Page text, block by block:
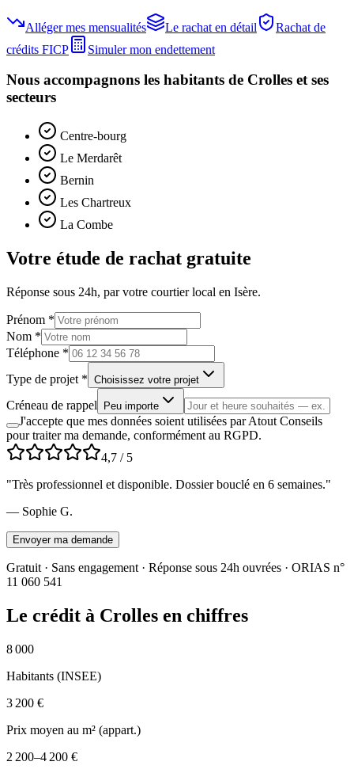
Alléger mes mensualités Le rachat en détail
Rachat de
crédits FICP
Simuler mon endettement
Nous accompagnons les habitants de Crolles et ses
secteurs
Centre-bourg
Le Merdarêt
Bernin
Les Chartreux
La Combe
Votre étude de rachat gratuite
Réponse sous 24h, par votre courtier local en Isère.
Prénom *
Nom *
Téléphone *
Type de projet * Choisissez votre projet
Créneau de rappel Peu importe
J'accepte que mes données soient utilisées par Atout Conseils
pour traiter ma demande, conformément au RGPD.
4,7 / 5
"Très professionnel et disponible. Dossier bouclé en 6 semaines."
— Sophie G.
Envoyer ma demande
Gratuit · Sans engagement · Réponse sous 24h ouvrées · ORIAS n°
11 060 541
Le crédit à Crolles en chiffres
8 000
Habitants (INSEE)
3 200 €
Prix moyen au m² (appart.)
2 200–4 200 €